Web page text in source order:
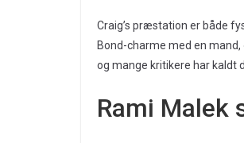
Craig’s præstation er både
Bond-charme med en
og mange kritikere har kaldt
Rami Malek